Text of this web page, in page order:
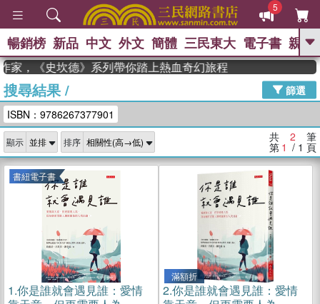
5
GO
高希均教授回憶錄
、 The Odyssey 、 父親節 、 如果歷
獎 臺灣漫遊錄 、 方念華 、 台灣的李
登輝時代
數學女孩：黎曼猜想 、
偉大的迷走神經
暢銷榜 新品 中文 外文 簡體 三民東大 電子書 親子
，《史坎德》系列帶你踏上熱血奇幻旅程
搜尋結果/
篩選
ISBN：9786267377901
顯示 排序 共 2 筆
第 1 / 1 頁
書紐電子書
1.你是誰就會遇見誰：愛情
滿額折
2.你是誰就會遇見誰：愛情